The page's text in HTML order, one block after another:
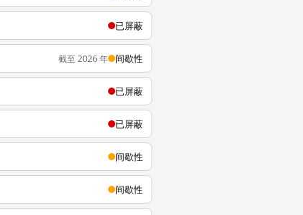
已屏蔽
截至 2026 年 间歇性
已屏蔽
已屏蔽
间歇性
间歇性